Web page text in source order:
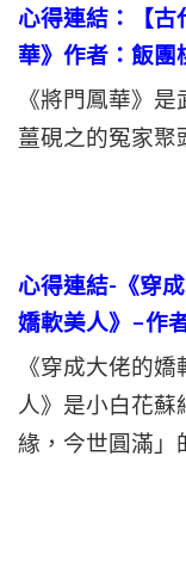
心得連結：【古
華》作者：飯團
《將門鳳華》
薑硯之的冤家聚
心得連結- 《穿
嬌軟美人》–作
《穿成大佬的
人》是小白花蘇
緣，今世圓滿」